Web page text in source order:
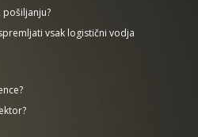
vsak logistični vodja